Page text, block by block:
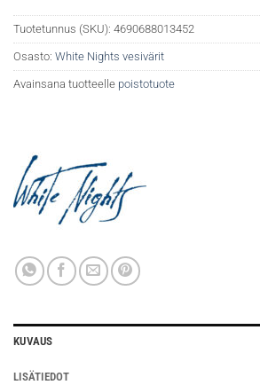
Tuotetunnus (SKU): 4690688013452
Osasto: White Nights vesivärit
Avainsana tuotteelle poistotuote
KUVAUS
LISÄTIEDOT